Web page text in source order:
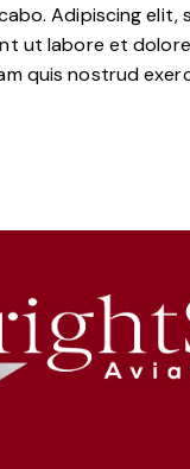
Adipiscing elit,
ut labore et dolore
quis nostrud